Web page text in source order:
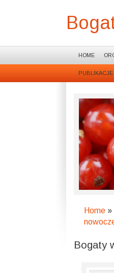
HOME
PUBLIKACJE
Home »
Bogaty